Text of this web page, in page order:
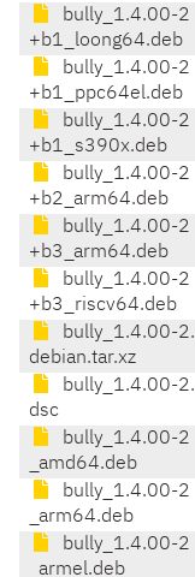
bully_1.4.00-2
+b1_loong64.deb
bully_1.4.00-2
+b1_ppc64el.deb
bully_1.4.00-2
+b1_s390x.deb
bully_1.4.00-2
+b2_arm64.deb
bully_1.4.00-2
+b3_arm64.deb
bully_1.4.00-2
+b3_riscv64.deb
bully_1.4.00-2.
debian.tar.xz
bully_1.4.00-2.
dsc
bully_1.4.00-2
_amd64.deb
bully_1.4.00-2
_arm64.deb
bully_1.4.00-2
_armel.deb